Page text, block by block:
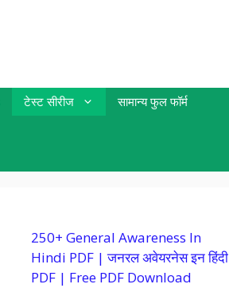
टेस्ट सीरीज
सामान्य फुल फॉर्म
250+ General Awareness In
Hindi PDF | जनरल अवेयरनेस इन हिंदी
PDF | Free PDF Download